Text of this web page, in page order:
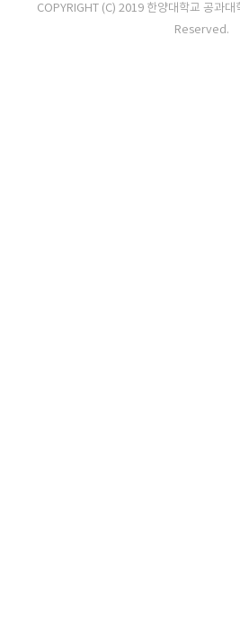
COPYRIGHT (C) 2019 한양대학교 공과
Reserved.